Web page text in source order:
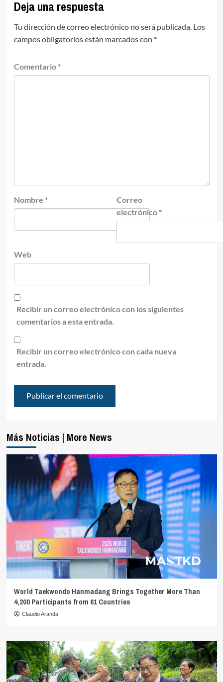
Deja una respuesta
Tu dirección de correo electrónico no será publicada. Los
campos obligatorios están marcados con *
Comentario *
Nombre *
Correo
electrónico *
Web
Recibir un correo electrónico con los siguientes
comentarios a esta entrada.
Recibir un correo electrónico con cada nueva
entrada.
Más Noticias | More News
World Taekwondo Hanmadang Brings Together More Than
4,200 Participants from 61 Countries
Claudio Aranda